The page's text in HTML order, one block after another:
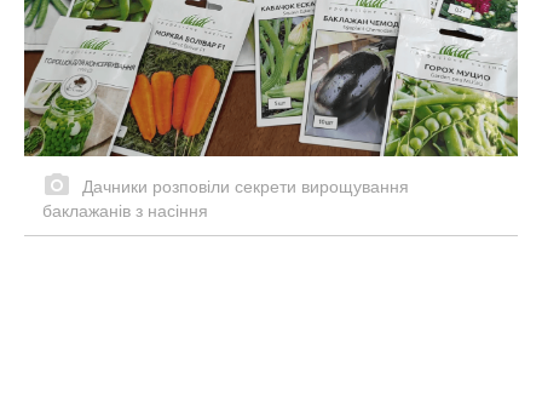
Дачники розповіли секрети вирощування
баклажанів з насіння